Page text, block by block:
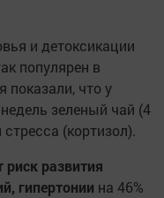
и детоксикации
популярен в
показали, что у
зеленый чай (4
(кортизол).
развития
гипертонии на 46%